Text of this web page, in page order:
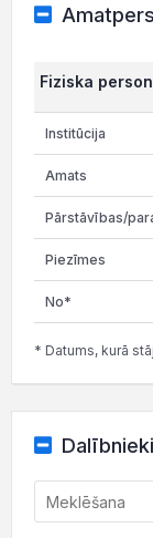
Fiziska
* Datums, kurā
Dalībnieki